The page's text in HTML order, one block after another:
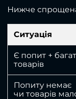
Нижче
Ситуація
Є попит +
товарів
Попиту немає
чи товарів